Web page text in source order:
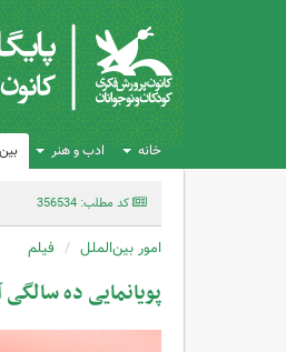
خانه ادب و هنر
کد مطلب: 356534
امور بین‌الملل فیلم
پویانمایی ده